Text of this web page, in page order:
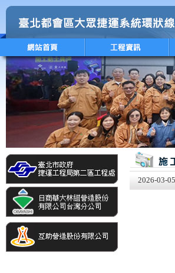
2026-03-05